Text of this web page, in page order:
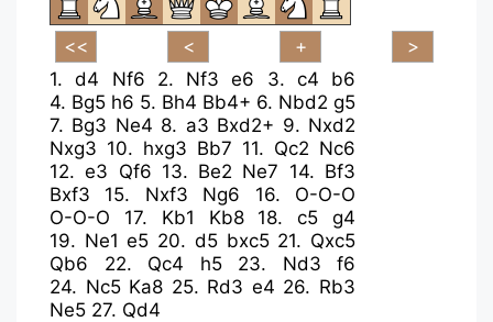
1.d4 Nf6 2. Nf3 e6 3. c4
b6
4. Bg5 h6 5. Bh4 Bb4+ 6. Nbd2 g5
7. Bg3 Ne4 8. a3 Bxd2+ 9. Nxd2
Nxg3 10. hxg3 Bb7 11. Qc2 Nc6
12.e3 Qf6 13. Be2 Ne7 14. Bf3
Bxf3
15. Nxf3 Ng6 16. O-O-O
O-O-O
17. Kb1 Kb8 18.c5
g4
19. Ne1 e5 20. d5 bxc5 21. Qxc5
Qb6
22. Qc4 h5 23. Nd3
f6
24. Nc5 Ka8 25. Rd3 e4 26. Rb3
Ne5 27. Qd4